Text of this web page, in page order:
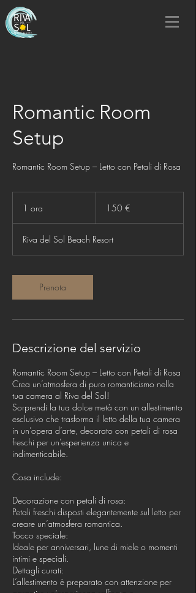
Romantic Room
Setup
Romantic Room Setup – Letto con Petali di Rosa
1 ora 150 €
Riva del Sol Beach Resort
Prenota
Descrizione del servizio
Romantic Room Setup – Letto con Petali di Rosa
Crea un’atmosfera di puro romanticismo nella
tua camera al Riva del Sol!
Sorprendi la tua dolce metà con un allestimento
esclusivo che trasforma il letto della tua camera
in un’opera d’arte, decorato con petali di rosa
freschi per un’esperienza unica e
indimenticabile.
Cosa include:
Decorazione con petali di rosa:
Petali freschi disposti elegantemente sul letto per
creare un’atmosfera romantica.
Tocco speciale:
Ideale per anniversari, lune di miele o momenti
intimi e speciali.
Dettagli curati:
L’allestimento è preparato con attenzione per